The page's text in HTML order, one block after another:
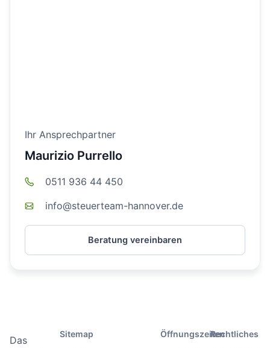
Ihr Ansprechpartner
Maurizio Purrello
0511 936 44 450
info@steuerteam-hannover.de
Beratung vereinbaren
Das
Sitemap ÖffnungszeitenRechtliches